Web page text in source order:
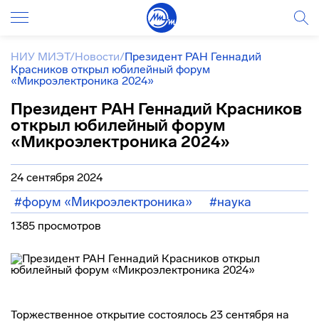
НИУ МИЭТ/Новости/Президент РАН Геннадий
Красников открыл юбилейный форум
«Микроэлектроника 2024»
Президент РАН Геннадий Красников
открыл юбилейный форум
«Микроэлектроника 2024»
24 сентября 2024
#форум «Микроэлектроника» #наука
1385 просмотров
Торжественное открытие состоялось 23 сентября на